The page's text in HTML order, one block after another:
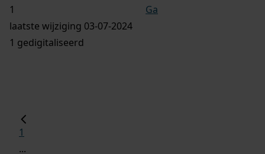
Ga
laatste wijziging 03-07-2024
1 gedigitaliseerd
1
...